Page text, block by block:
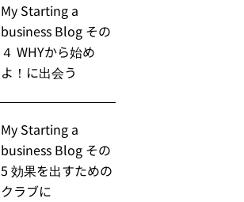
My Starting a
business Blog その
４ WHYから始め
よ！に出会う
My Starting a
business Blog その
5 効果を出すための
クラブに